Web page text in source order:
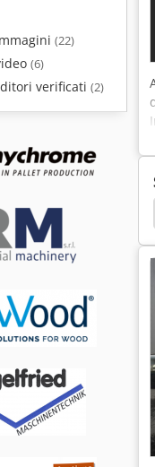
(22)
(6)
verificati (2)